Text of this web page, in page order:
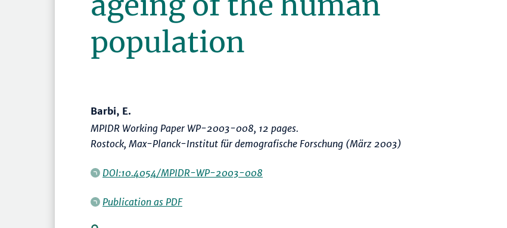
population
Barbi, E.
MPIDR Working Paper WP-2003-008, 12 pages.
Rostock, Max-Planck-Institut für demografische Forschung (März 2003)
DOI:10.4054/MPIDR-WP-2003-008
Publication as PDF